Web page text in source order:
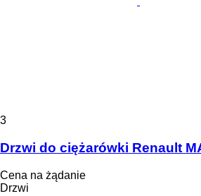
3
Drzwi do ciężarówki Renault
Cena na żądanie
Drzwi